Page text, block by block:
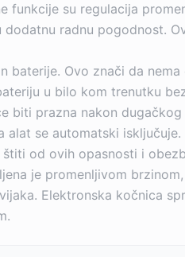
funkcije su regulacija
radnu pogodnost.
baterije. Ovo znači da
u bilo kom trenutku
biti prazna nakon
alat se automatski
od ovih opasnosti i
je promenljivom
Elektronska kočnica